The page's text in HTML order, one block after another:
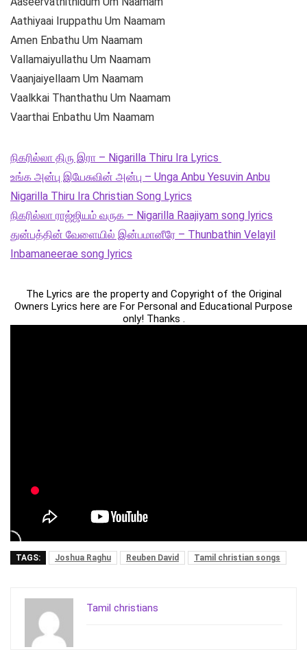
Aathiyaai Iruppathu Um Naamam
Amen Enbathu Um Naamam
Vallamaiyullathu Um Naamam
Vaanjaiyellaam Um Naamam
Vaalkkai Thanthathu Um Naamam
Vaarthai Enbathu Um Naamam
நிகரில்லா திரு இரா – Nigarilla Thiru Ira Lyrics
உங்க அன்பு இயேசுவின் அன்பு – Unga Anbu Yesuvin Anbu
Nigarilla Thiru Ira Christian Song Lyrics
நிகரில்லா ராஜ்ஜியம் வருக – Nigarilla Raajiyam song lyrics
துன்பத்தின் வேளையில் இன்பமானீரே – Thunbathin Velayil
Inbamaneerae song lyrics
The Lyrics are the property and Copyright of the Original
Owners Lyrics here are For Personal and Educational Purpose
only! Thanks .
TAGS: Joshua Raghu Reuben David Tamil christian songs
Tamil christians